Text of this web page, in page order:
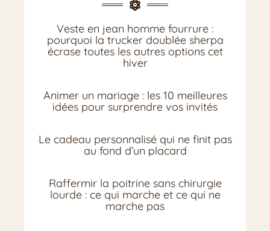
Veste en jean homme fourrure :
pourquoi la trucker doublée sherpa
écrase toutes les autres options cet
hiver
Animer un mariage : les 10 meilleures
idées pour surprendre vos invités
Le cadeau personnalisé qui ne finit pas
au fond d’un placard
Raffermir la poitrine sans chirurgie
lourde : ce qui marche et ce qui ne
marche pas